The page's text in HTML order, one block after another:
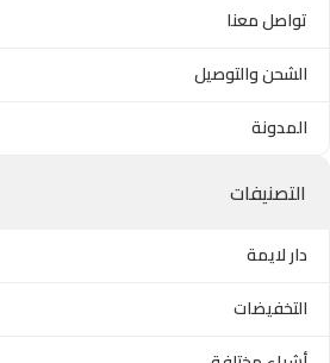
تواصل معنا
الشحن والتوصيل
المدونة
التصنيفات
دار لايمة
التخفيضات